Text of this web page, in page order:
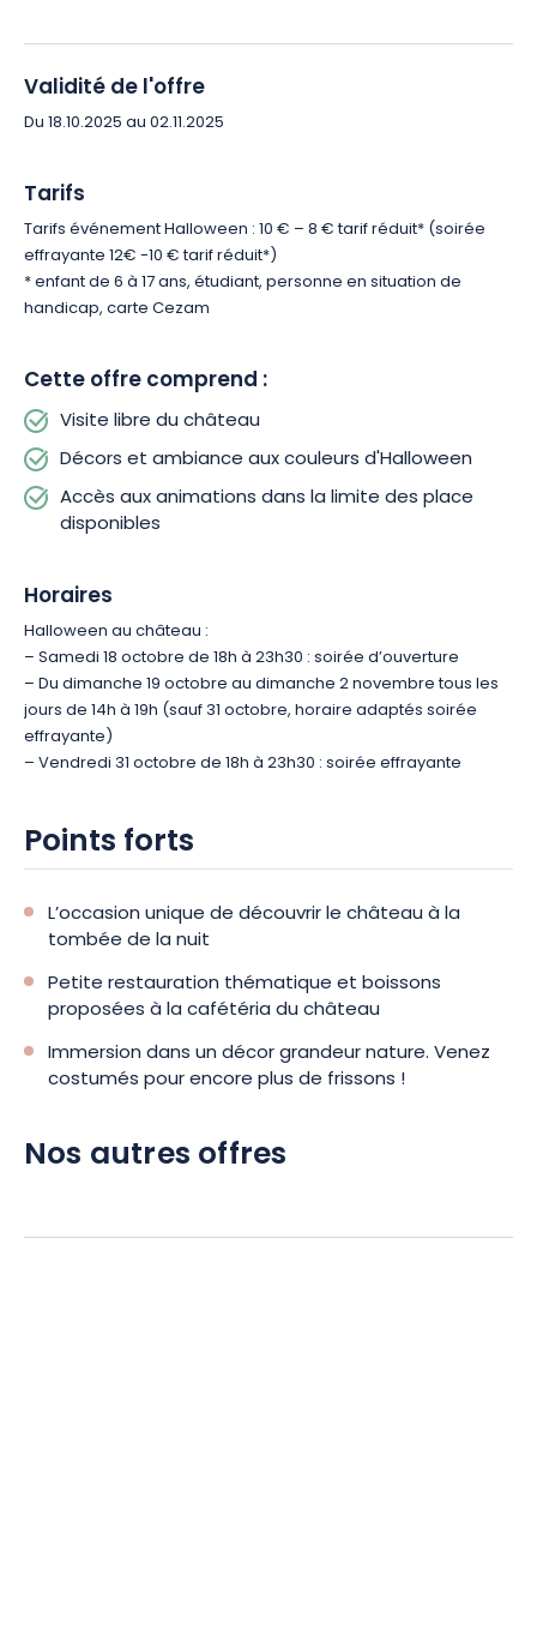
Du 19 octobre au2 novembre (sauf le 31 oct.), les portes du
château vous seront notamment ouvertes dès 14h pour vivre
déambulation libre, lors desquels vous pourrez explorer la
casemates.
!
Tous les après-midis une animation vous attend : atelier de
maquillage, atelier créatif, visites guidées, escape game et
Le vendredi 31 octobre, une soirée effrayante ravira
également les plus grands, avec des défis palpitants. Dans les
ruines irradiées et envahies par des créatures mutantes, les
survivants s’organisent… ou sombrent.Saurez-vous garder
votre sang froid ?
– Spectacles en déambulation : théâtre, pyrotechnie, sons et
lumières
– Parcours immersif scénarisé avec comédiens
– Déambulation de personnages effrayants
– Atelier maquillage
– Déconseillé aux moins de 12 ans.
frissonner ensemble le temps d’une parenthèse !
limite des places disponibles, votre ticket inclura l’accès à
l’immersion dans les décors et l’ambiance aux couleurs
d’Halloween !
Validité de l'offre
Du 18.10.2025 au 02.11.2025
Tarifs
Tarifs événement Halloween : 10 € – 8 € tarif réduit* (soirée
effrayante 12€ -10 € tarif réduit*)
* enfant de 6 à 17 ans, étudiant, personne en situation de
handicap, carte Cezam
Cette offre comprend :
Visite libre du château
Décors et ambiance aux couleurs d'Halloween
Accès aux animations dans la limite des place
disponibles
Horaires
Halloween au château :
– Samedi 18 octobre de 18h à 23h30 : soirée d’ouverture
– Du dimanche 19 octobre au dimanche 2 novembre tous les
jours de 14h à 19h (sauf 31 octobre, horaire adaptés soirée
effrayante)
– Vendredi 31 octobre de 18h à 23h30 : soirée effrayante
Points forts
L’occasion unique de découvrir le château à la
tombée de la nuit
Petite restauration thématique et boissons
proposées à la cafétéria du château
Immersion dans un décor grandeur nature. Venez
costumés pour encore plus de frissons !
Nos autres offres